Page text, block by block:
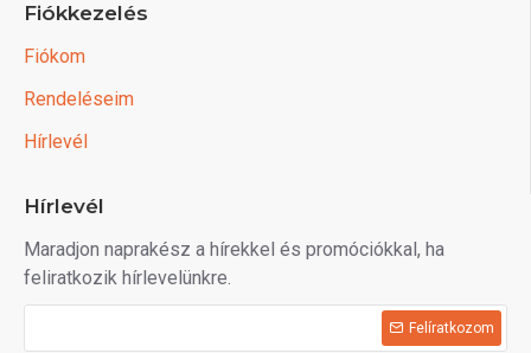
Fiókkezelés
Fiókom
Rendeléseim
Hírlevél
Hírlevél
Maradjon naprakész a hírekkel és promóciókkal, ha
feliratkozik hírlevelünkre.
Felíratkozom